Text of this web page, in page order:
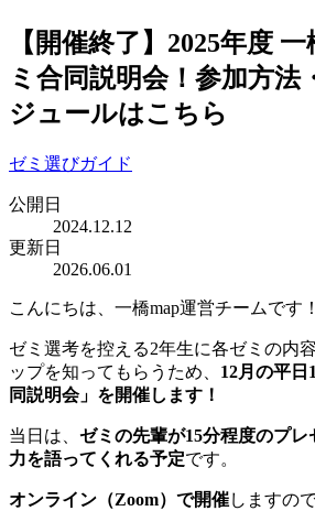
【開催終了】2025年度
ミ合同説明会！参加方法
ジュールはこちら
ゼミ選びガイド
公開日
2024.12.12
更新日
2026.06.01
こんにちは、一橋map運営チームです！
ゼミ選考を控える2年生に各ゼミの内
ップを知ってもらうため、 12月の平日
同説明会」を開催します！
当日は、 ゼミの先輩が15分程度のプ
力を語ってくれる予定です。
オンライン（Zoom）で開催しますの